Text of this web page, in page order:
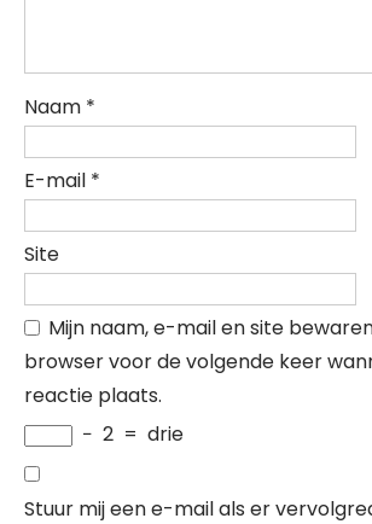
Naam *
E-mail *
Site
Mijn naam, e-mail en site
browser voor de volgende keer
reactie plaats.
− 2 = drie
Stuur mij een e-mail als er